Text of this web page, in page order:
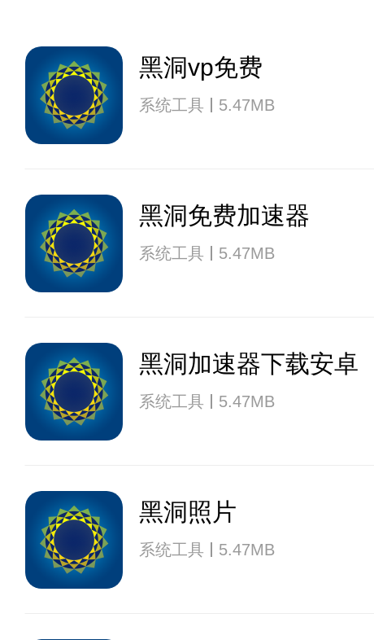
黑洞vp免费
系统工具 5.47MB
黑洞免费加速器
系统工具 5.47MB
黑洞加速器下载安卓
系统工具 5.47MB
黑洞照片
系统工具 5.47MB